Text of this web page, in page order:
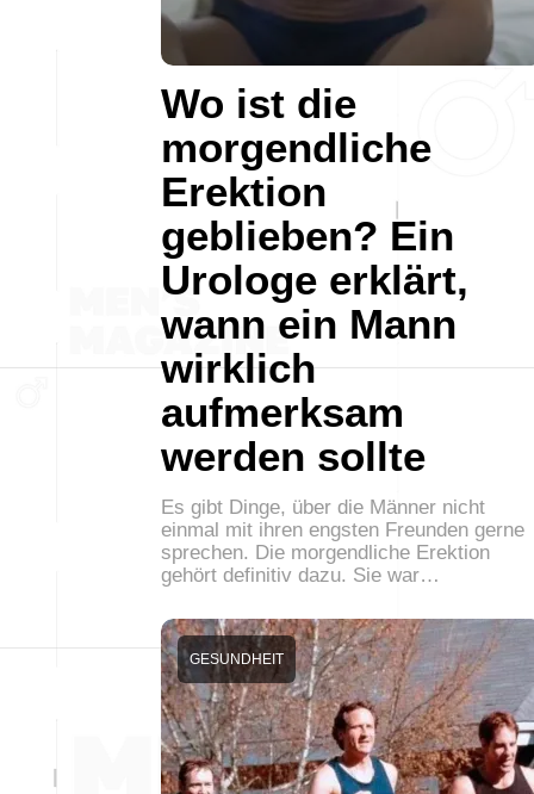
Wo ist die
morgendliche
Erektion
geblieben? Ein
Urologe erklärt,
wann ein Mann
wirklich
aufmerksam
werden sollte
Es gibt Dinge, über die Männer nicht
einmal mit ihren engsten Freunden gerne
sprechen. Die morgendliche Erektion
gehört definitiv dazu. Sie war…
GESUNDHEIT